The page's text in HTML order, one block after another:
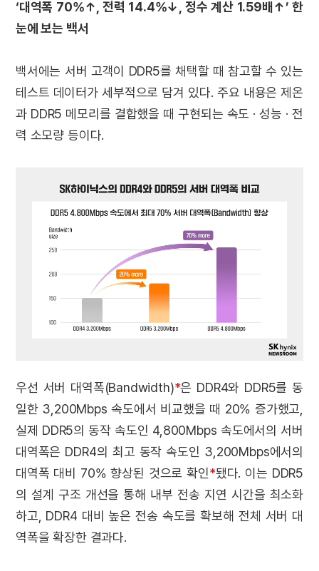
‘대역폭 70%↑, 전력 14.4%↓, 정수 계산 1.59배↑’ 한
눈에 보는 백서
백서에는 서버 고객이 DDR5를 채택할 때 참고할 수 있는
테스트 데이터가 세부적으로 담겨 있다. 주요 내용은 제온
과 DDR5 메모리를 결합했을 때 구현되는 속도 · 성능 · 전
력 소모량 등이다.
우선 서버 대역폭(Bandwidth)*은 DDR4와 DDR5를 동
일한 3,200Mbps 속도에서 비교했을 때 20% 증가했고,
실제 DDR5의 동작 속도인 4,800Mbps 속도에서의 서버
대역폭은 DDR4의 최고 동작 속도인 3,200Mbps에서의
대역폭 대비 70% 향상된 것으로 확인*됐다. 이는 DDR5
의 설계 구조 개선을 통해 내부 전송 지연 시간을 최소화
하고, DDR4 대비 높은 전송 속도를 확보해 전체 서버 대
역폭을 확장한 결과다.